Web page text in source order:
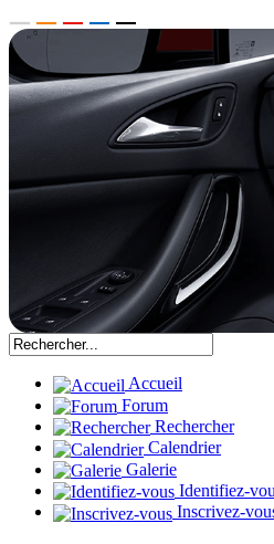
Accueil
Forum
Rechercher
Calendrier
Galerie
Identifiez-
Inscrivez-